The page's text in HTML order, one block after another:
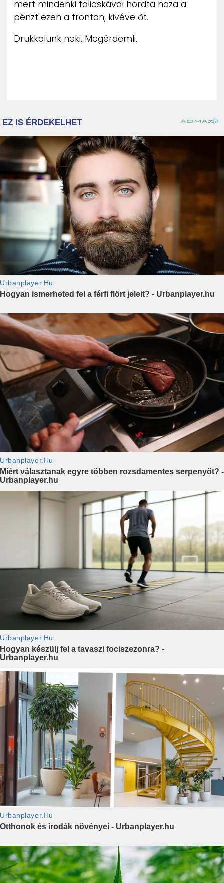
mert mindenki talicskával hordta haza a
pénzt ezen a fronton, kivéve őt.
Drukkolunk neki. Megérdemli.